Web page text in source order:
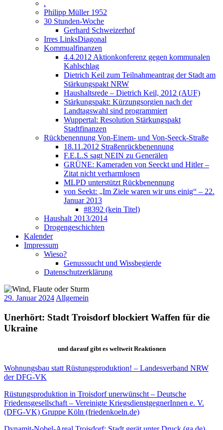
.
Philipp Müller 1952
30 Stunden-Woche
Gerhard Schweizerhof
Irres LinksDiagonal
Kommualfinanzen
4.4.2012 Aktionkonferenz gegen kommunalen
Kahlschlag
Dietrich Keil zum Teilnahmeantrag der Stadt am
Stärkungspakt NRW
Haushaltsrede – Dietrich Keil, 2012 (AUF)
Stärkungspakt: Kürzungsorgien nach der
Landtagswahl sind programmiert
Wuppertal: Resolution Stärkungspakt
Stadtfinanzen
Rückbenennung Von-Einem- und Von-Seeck-Straße
18.11.2012 Straßenrückbenennung
F.E.L.S sagt NEIN zu Generälen
GRÜNE: Kameraden von Seeckt und Hitler –
Zitat nicht verharmlosen
MLPD unterstützt Rückbenennung
von Seekt: „Im Ziele waren wir uns einig“ – 22.
Januar 2013
#8392 (kein Titel)
Haushalt 2013/2014
Drogengeschichten
Kalender
Impressum
Wieso?
Genusssucht und Wissbegierde
Datenschutzerklärung
29. Januar 2024 Allgemein
Unerhört: Stadt Troisdorf blockiert Waffen für die
Ukraine
und darauf gibt es weltweit Reaktionen
Wohnungsbau statt Rüstungsproduktion! – Landesverband NRW
der DFG-VK
Rüstungsproduktion in Troisdorf unerwünscht – Deutsche
Friedensgesellschaft – Vereinigte KriegsdienstgegnerInnen e. V.
(DFG-VK) Gruppe Köln (friedenkoeln.de)